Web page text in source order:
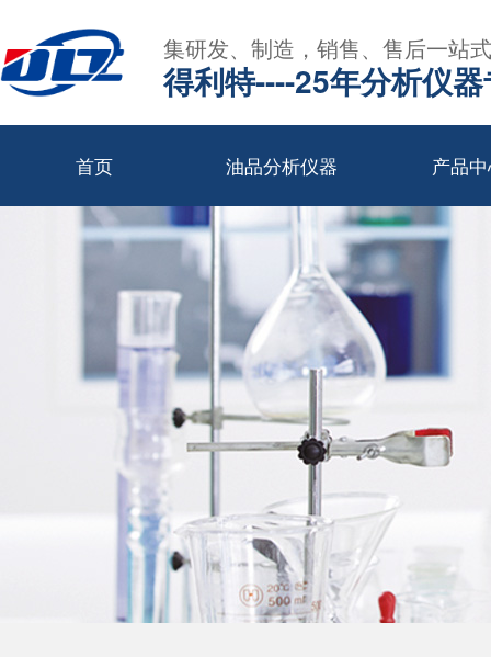
集研发、制造，销售、售后一站
得利特----25年分析仪
首页 油品分析仪器 产品